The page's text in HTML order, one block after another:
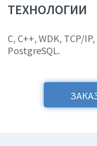
ТЕХНОЛОГИИ
C, C++, WDK, TCP/
PostgreSQL.